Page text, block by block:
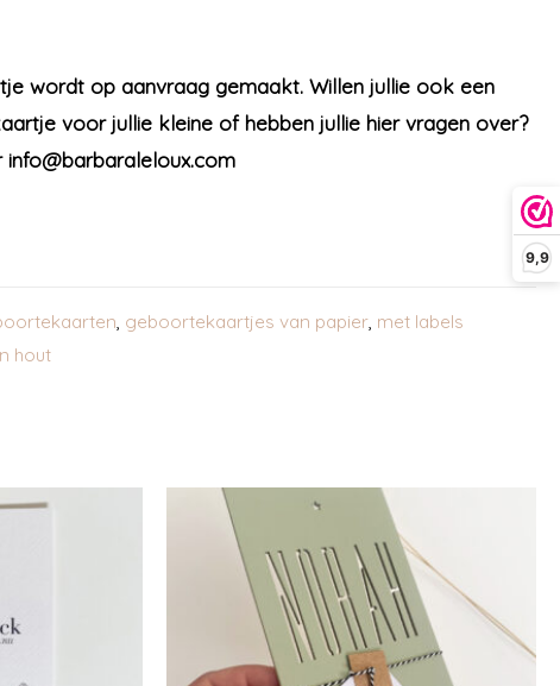
9,9
wordt op aanvraag gemaakt. Willen jullie ook een
voor jullie kleine of hebben jullie hier vragen over?
info@barbaraleloux.com
, geboortekaartjes van papier, met labels
hout